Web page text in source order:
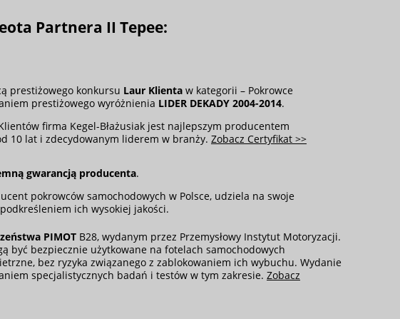
Partnera II Tepee:
prestiżowego konkursu Laur Klienta w kategorii – Pokrowce
prestiżowego wyróżnienia LIDER DEKADY 2004-2014.
firma Kegel-Błażusiak jest najlepszym producentem
10 lat i zdecydowanym liderem w branży. Zobacz Certyfikat >>
gwarancją producenta.
pokrowców samochodowych w Polsce, udziela na swoje
ich wysokiej jakości.
PIMOT B28, wydanym przez Przemysłowy Instytut Motoryzacji.
być bezpiecznie użytkowane na fotelach samochodowych
bez ryzyka związanego z zablokowaniem ich wybuchu. Wydanie
specjalistycznych badań i testów w tym zakresie. Zobacz